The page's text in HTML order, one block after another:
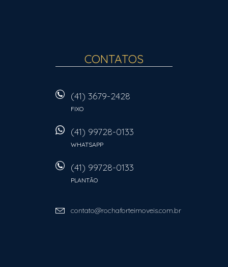
CONTATOS
(41) 3679-2428
FIXO
(41) 99728-0133
WHATSAPP
(41) 99728-0133
PLANTÃO
contato@rochaforteimoveis.com.br